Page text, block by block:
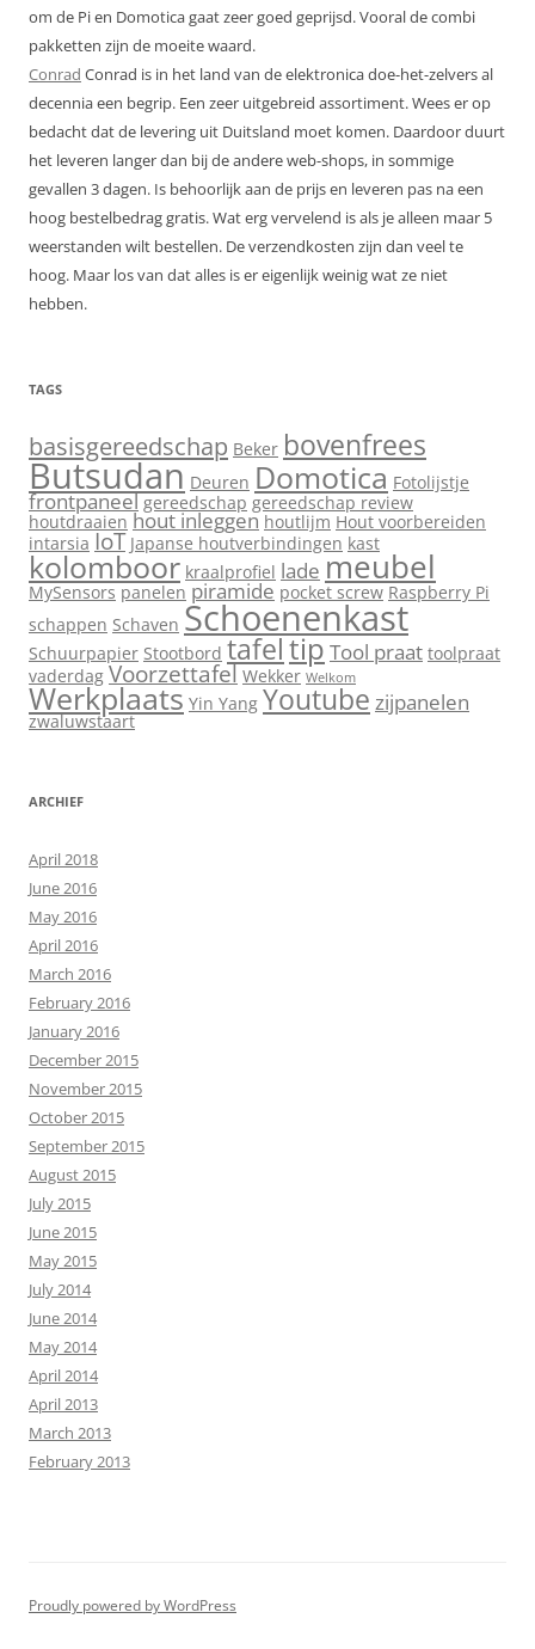
om de Pi en Domotica gaat zeer goed geprijsd. Vooral de combi
pakketten zijn de moeite waard.
Conrad Conrad is in het land van de elektronica doe-het-zelvers al
decennia een begrip. Een zeer uitgebreid assortiment. Wees er op
bedacht dat de levering uit Duitsland moet komen. Daardoor duurt
het leveren langer dan bij de andere web-shops, in sommige
gevallen 3 dagen. Is behoorlijk aan de prijs en leveren pas na een
hoog bestelbedrag gratis. Wat erg vervelend is als je alleen maar 5
weerstanden wilt bestellen. De verzendkosten zijn dan veel te
hoog. Maar los van dat alles is er eigenlijk weinig wat ze niet
hebben.
TAGS
basisgereedschap Beker bovenfrees
Butsudan Deuren Domotica Fotolijstje
frontpaneel gereedschap gereedschap review
houtdraaien hout inleggen houtlijm Hout voorbereiden
intarsia IoT Japanse houtverbindingen kast
kolomboor kraalprofiel lade meubel
MySensors panelen piramide pocket screw Raspberry Pi
schappen Schaven Schoenenkast
Schuurpapier Stootbord tafeltipTool praat toolpraat
vaderdag Voorzettafel Wekker Welkom
Werkplaats Yin Yang Youtube zijpanelen
zwaluwstaart
ARCHIEF
April 2018
June 2016
May 2016
April 2016
March 2016
February 2016
January 2016
December 2015
November 2015
October 2015
September 2015
August 2015
July 2015
June 2015
May 2015
July 2014
June 2014
May 2014
April 2014
April 2013
March 2013
February 2013
Proudly powered by WordPress